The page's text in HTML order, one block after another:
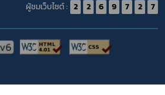
ผู้ชมเว็บไซต์ : 2 2 6 9 7 2 7